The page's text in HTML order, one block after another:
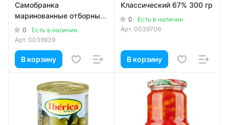
Самобранка
маринованные отборные
580 мл
0
Есть в наличии
Арт. 0039939
В корзину
Классический 67% 300 гр
0
Есть в наличии
Арт. 0039706
В корзину